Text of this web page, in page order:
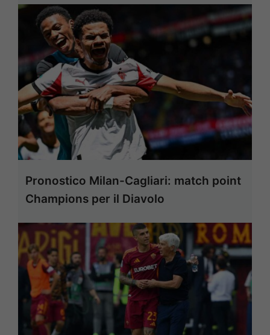
Pronostico Milan-Cagliari: match point
Champions per il Diavolo